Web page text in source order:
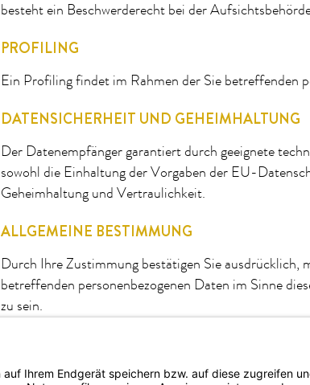
besteht ein Beschwerderecht bei der
PROFILING
Ein Profiling findet im Rahmen der Sie betreffenden
DATENSICHERHEIT UND GEHEIMHALTUNG
Der Datenempfänger garantiert durch geeignete
sowohl die Einhaltung der Vorgaben der EU-
Geheimhaltung und Vertraulichkeit.
ALLGEMEINE BESTIMMUNG
Durch Ihre Zustimmung bestätigen Sie ausdrücklich,
betreffenden personenbezogenen Daten im Sinne
zu sein.
B2B - Vertrieb